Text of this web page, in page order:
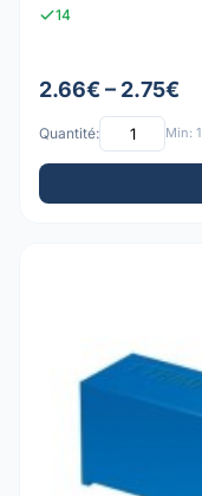
14
2.66€ – 2.75€
Quantité: Min: 1